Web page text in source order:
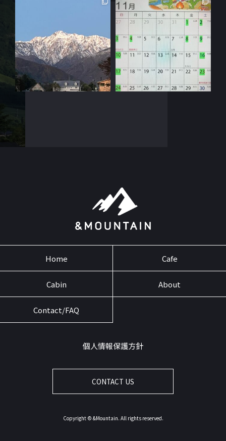
Home Cafe
Cabin About
Contact/FAQ
個人情報保護方針
CONTACT US
Copyright © &Mountain. All rights reserved.